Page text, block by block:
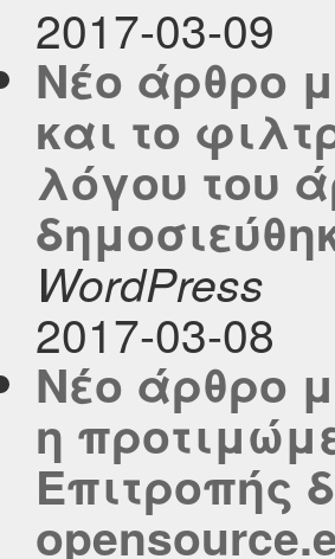
2017-03-09
Νέο άρθρο
και το
λόγου του
WordPress
2017-03-08
Νέο άρθρο
η
Επιτροπής